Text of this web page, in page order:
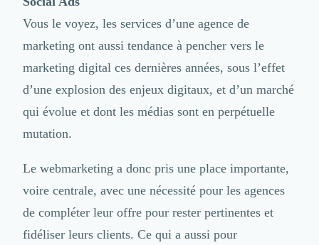
Vous le voyez, les services d’une agence de
marketing ont aussi tendance à pencher vers le
marketing digital ces dernières années, sous l’effet
d’une explosion des enjeux digitaux, et d’un marché
qui évolue et dont les médias sont en perpétuelle
mutation.
Le webmarketing a donc pris une place importante,
voire centrale, avec une nécessité pour les agences
de compléter leur offre pour rester pertinentes et
fidéliser leurs clients. Ce qui a aussi pour